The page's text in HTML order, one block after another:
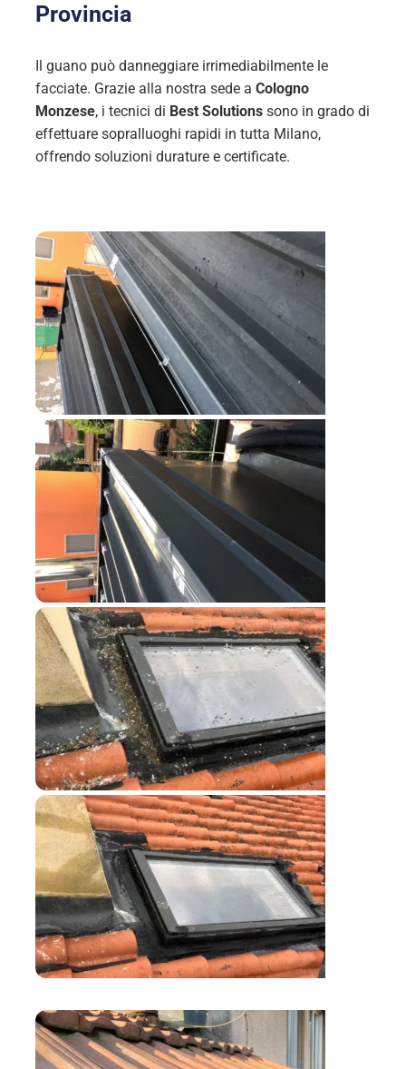
Provincia
Il guano può danneggiare irrimediabilmente le
facciate. Grazie alla nostra sede a Cologno
Monzese, i tecnici di Best Solutionssono in grado di
effettuare sopralluoghi rapidi in tutta Milano,
offrendo soluzioni durature e certificate.